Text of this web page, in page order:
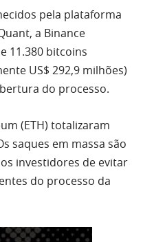
pela plataforma
a Binance
11.380 bitcoins
US$ 292,9 milhões)
do processo.
(ETH) totalizaram
saques em massa são
investidores de evitar
do processo da